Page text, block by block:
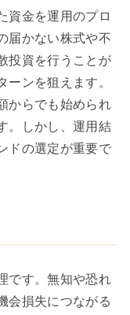
資金を運用のプロ
届かない株式や不
投資を行うことが
ーンを狙えます。
からでも始められ
。しかし、運用結
ドの選定が重要で
です。無知や恐れ
会損失につながる